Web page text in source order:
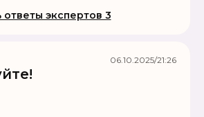
экспертов 3
06.10.2025/21:26